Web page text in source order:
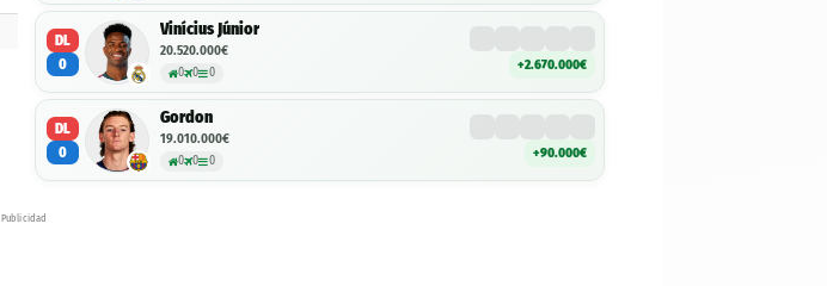
DL
0
Vinícius Júnior
20.520.000€
0 0 0
+2.670.000€
DL
0
Gordon
19.010.000€
0 0 0
+90.000€
Publicidad